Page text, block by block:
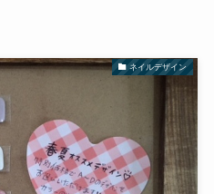
ネイルデザイン